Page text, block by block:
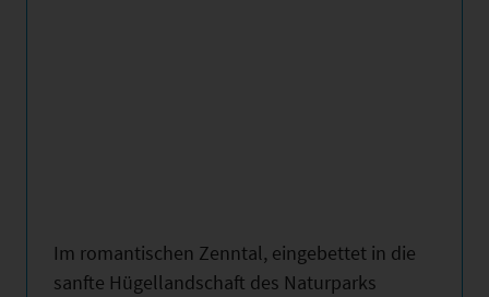
Im romantischen Zenntal, eingebettet in die
sanfte Hügellandschaft des Naturparks